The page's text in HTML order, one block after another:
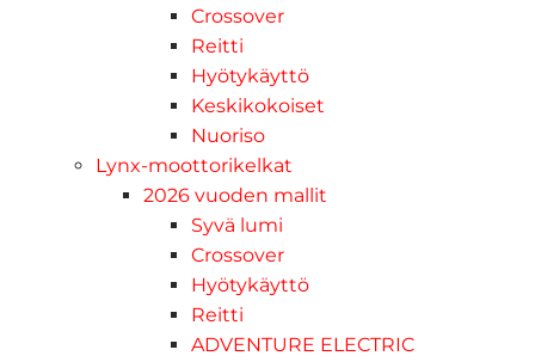
Crossover
Reitti
Hyötykäyttö
Keskikokoiset
Nuoriso
Lynx-moottorikelkat
2026 vuoden mallit
Syvä lumi
Crossover
Hyötykäyttö
Reitti
ADVENTURE ELECTRIC